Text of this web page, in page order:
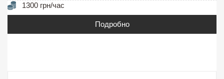
1300 грн/час
Подробно